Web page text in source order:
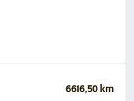
6616,50 km